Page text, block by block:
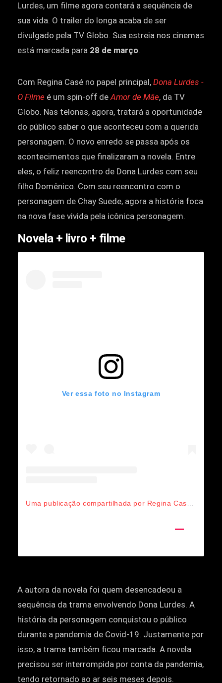
Lurdes, um filme agora contará a sequência de
sua vida. O trailer do longa acaba de ser
divulgado pela TV Globo. Sua estreia nos cinemas
está marcada para 28 de março.
Com Regina Casé no papel principal, Dona Lurdes -
O Filme é um spin-off deAmor de Mãe, da TV
Globo. Nas telonas, agora, tratará a oportunidade
do público saber o que aconteceu com a querida
personagem. O novo enredo se passa após os
acontecimentos que finalizaram a novela. Entre
eles, o feliz reencontro de Dona Lurdes com seu
filho Domênico. Com seu reencontro com o
personagem de Chay Suede, agora a história foca
na nova fase vivida pela icônica personagem.
Novela + livro + filme
Ver essa foto no Instagram
A autora da novela foi quem desencadeou a
sequência da trama envolvendo Dona Lurdes. A
história da personagem conquistou o público
durante a pandemia de Covid-19. Justamente por
isso, a trama também ficou marcada. A novela
precisou ser interrompida por conta da pandemia,
tendo retornado ao ar seis meses depois.